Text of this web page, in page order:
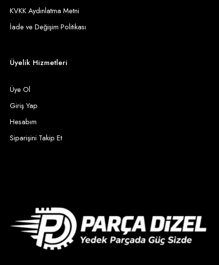
KVKK Aydınlatma Metni
İade ve Değişim Politikası
Üyelik Hizmetleri
Üye Ol
Giriş Yap
Hesabım
Siparişini Takip Et